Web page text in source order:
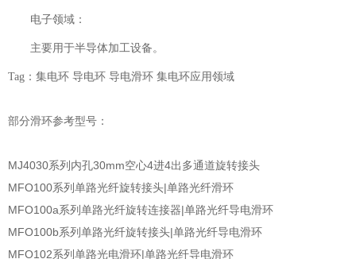
电子领域：
主要用于半导体加工设备。
Tag：集电环 导电环 导电滑环 集电环应用领域
部分滑环参考型号：
MJ4030系列内孔30mm空心4进4出多通道旋转接头
MFO100系列单路光纤旋转接头|单路光纤滑环
MFO100a系列单路光纤旋转连接器|单路光纤导电滑环
MFO100b系列单路光纤旋转接头|单路光纤导电滑环
MFO102系列单路光电滑环|单路光纤导电滑环